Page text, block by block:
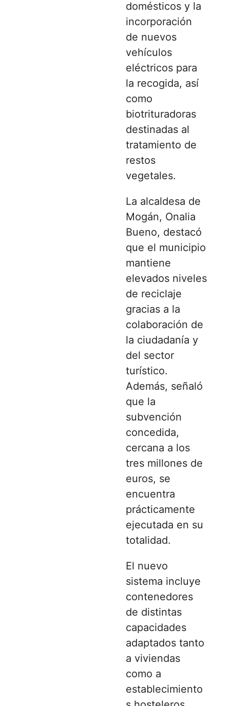
domésticos y la
incorporación
de nuevos
vehículos
eléctricos para
la recogida, así
como
biotrituradoras
destinadas al
tratamiento de
restos
vegetales.
La alcaldesa de
Mogán, Onalia
Bueno, destacó
que el municipio
mantiene
elevados niveles
de reciclaje
gracias a la
colaboración de
la ciudadanía y
del sector
turístico.
Además, señaló
que la
subvención
concedida,
cercana a los
tres millones de
euros, se
encuentra
prácticamente
ejecutada en su
totalidad.
El nuevo
sistema incluye
contenedores
de distintas
capacidades
adaptados tanto
a viviendas
como a
establecimiento